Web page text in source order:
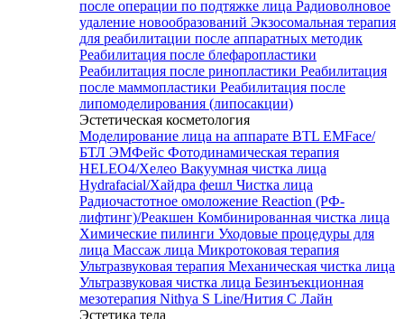
после операции по подтяжке лица Радиоволновое
удаление новообразований Экзосомальная терапия
для реабилитации после аппаратных методик
Реабилитация после блефаропластики
Реабилитация после ринопластики Реабилитация
после маммопластики Реабилитация после
липомоделирования (липосакции)
Эстетическая косметология
Моделирование лица на аппарате BTL EMFace/
БТЛ ЭМФейс Фотодинамическая терапия
HELEO4/Хелео Вакуумная чистка лица
Hydrafacial/Хайдра фешл Чистка лица
Радиочастотное омоложение Reaction (РФ-
лифтинг)/Реакшен Комбинированная чистка лица
Химические пилинги Уходовые процедуры для
лица Массаж лица Микротоковая терапия
Ультразвуковая терапия Механическая чистка лица
Ультразвуковая чистка лица Безинъекционная
мезотерапия Nithya S Line/Нития С Лайн
Эстетика тела